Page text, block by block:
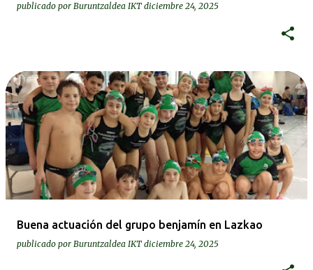
publicado por Buruntzaldea IKT diciembre 24, 2025
Buena actuación del grupo benjamín en Lazkao
publicado por Buruntzaldea IKT diciembre 24, 2025